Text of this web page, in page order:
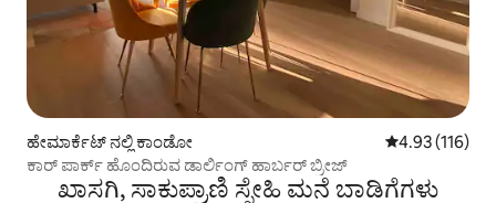
ಹೇಮಾರ್ಕೆಟ್ ನಲ್ಲಿ ಕಾಂಡೋ 5 ರಲ್ಲಿ 4.93
4.93 (116)
ಕಾರ್ ಪಾರ್ಕ್ ಹೊಂದಿರುವ ಡಾರ್ಲಿಂಗ್ ಹಾರ್ಬರ್ ಬ್ರೀಜ್
ಖಾಸಗಿ, ಸಾಕುಪ್ರಾಣಿ ಸ್ನೇಹಿ ಮನೆ ಬಾಡಿಗೆಗಳು